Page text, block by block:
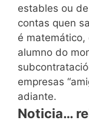
estables ou
contas quen
é matemático,
alumno do
empresas
adiante.
Noticia…